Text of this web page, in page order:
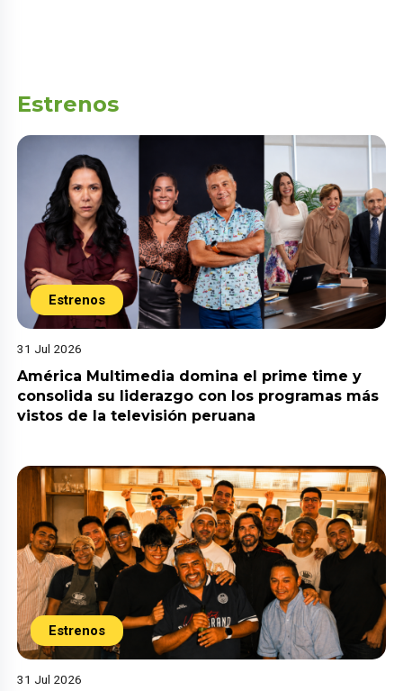
Estrenos
Estrenos
31 Jul 2026
América Multimedia domina el prime time y
consolida su liderazgo con los programas más
vistos de la televisión peruana
Estrenos
31 Jul 2026